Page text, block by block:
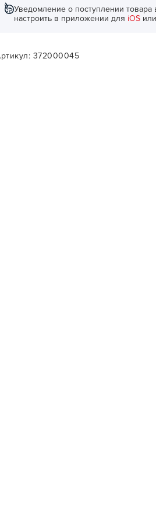
Уведомление о поступлении
настроить в приложении для iOS или
372000045
Market
заказы —